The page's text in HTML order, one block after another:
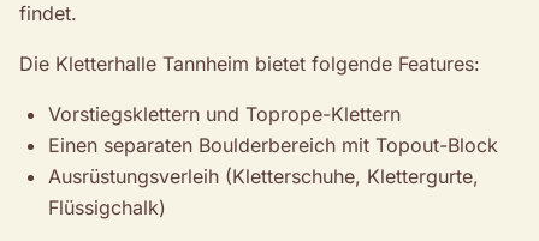
findet.
Die Kletterhalle Tannheim bietet folgende Features:
Vorstiegsklettern und Toprope-Klettern
Einen separaten Boulderbereich mit Topout-Block
Ausrüstungsverleih (Kletterschuhe, Klettergurte,
Flüssigchalk)